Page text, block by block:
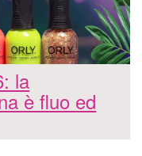
la
è fluo ed